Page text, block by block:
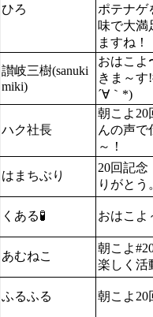
ひろ
ポテナゲ
味で大
ますね！
讃岐三樹(sanuki
miki)
おはこよ
きま～す
´∀｀*)
ハク社長
朝こよ20
んの声で
～！
はまちぶり
20回記
りがとう
くある🧪 おはこよ
あむねこ
朝こよ
楽しく活
ふるふる 朝こよ20